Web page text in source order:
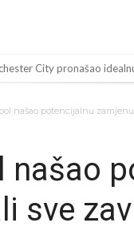
City pronašao
Madrid donosi
Leao dobio novu ponudu iz
našao potencijalnu
našao
sve